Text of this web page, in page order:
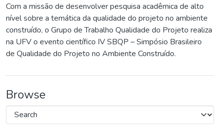
Com a missão de desenvolver pesquisa acadêmica de alto
nível sobre a temática da qualidade do projeto no ambiente
construído, o Grupo de Trabalho Qualidade do Projeto realiza
na UFV o evento científico IV SBQP – Simpósio Brasileiro
de Qualidade do Projeto no Ambiente Construído.
Browse